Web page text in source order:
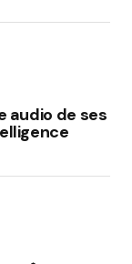
audio de ses